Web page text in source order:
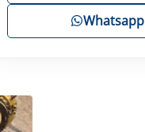
Whatsapp